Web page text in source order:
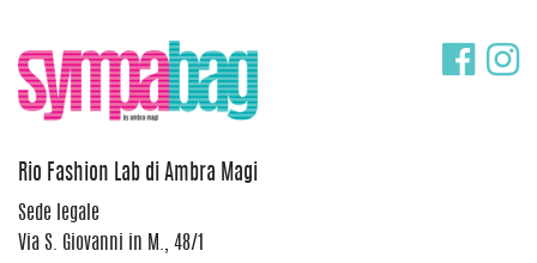
Rio Fashion Lab di Ambra Magi
Sede legale
Via S. Giovanni in M., 48/1